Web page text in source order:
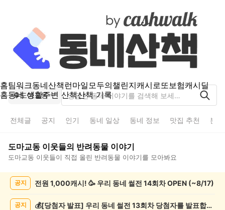
홈팀워크동네산책런마일모두의챌린지캐시로또보험캐시딜
홈동네 생활주변 산책산책 기록
도마교동
전체글 공지 인기 동네 일상 동네 정보 맛집 추천 분
도마교동 이웃들의 반려동물 이야기
도마교동 이웃들이 직접 올린 반려동물 이야기를 모아봐요
공지 전원 1,000캐시! 🥳 우리 동네 썰전 14회차 OPEN (~8/17)
공지 💰[당첨자 발표] 우리 동네 썰전 13회차 당첨자를 발표합니다!